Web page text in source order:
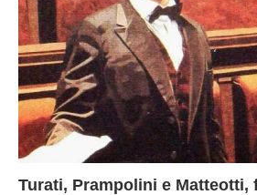
Turati, Prampolini e Matteotti,